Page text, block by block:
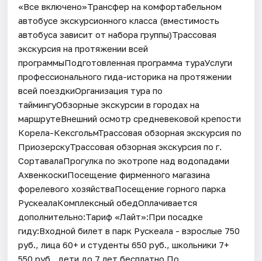
«Все включено»Трансфер на комфортабельном
автобусе экскурсионного класса (вместимость
автобуса зависит от набора группы)Трассовая
экскурсия на протяжении всей
программыПодготовленная программа тураУслуги
профессионального гида-историка на протяжении
всей поездкиОрганизация тура по
таймингуОбзорные экскурсии в городах на
маршрутеВнешний осмотр средневековой крепости
Корела-КексгольмТрассовая обзорная экскурсия по
ПриозерскуТрассовая обзорная экскурсия по г.
СортавалаПрогулка по экотропе над водопадами
АхвенкоскиПосещение фирменного магазина
форелевого хозяйстваПосещение горного парка
РускеалаКомплексный обедОплачивается
дополнительно:Тариф «Лайт»:При посадке
гиду:Входной билет в парк Рускеала - взрослые 750
руб., лица 60+ и студенты 650 руб., школьники 7+
550 руб., дети до 7 лет бесплатно.По